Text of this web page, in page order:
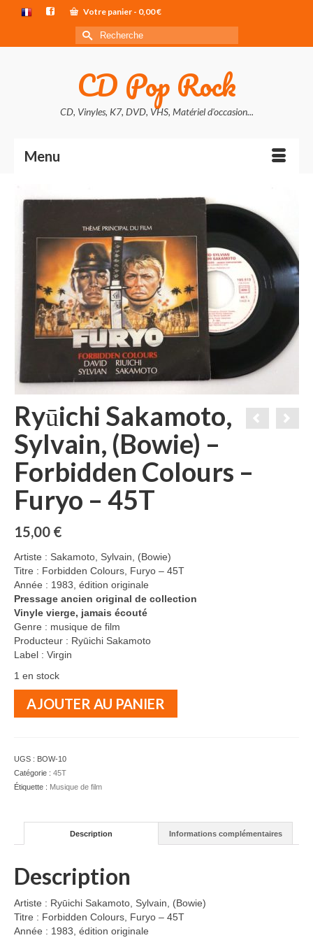
Votre panier - 0,00€
Rechercher :
CD Pop Rock
CD, Vinyles, K7, DVD, VHS, Matériel d'occasion...
Menu
Ryūichi Sakamoto,
Sylvain, (Bowie) –
Forbidden Colours –
Furyo – 45T
15,00 €
Artiste : Sakamoto, Sylvain, (Bowie)
Titre : Forbidden Colours, Furyo – 45T
Année : 1983, édition originale
Pressage ancien original de collection
Vinyle vierge, jamais écouté
Genre : musique de film
Producteur : Ryūichi Sakamoto
Label : Virgin
1 en stock
-
Forbidden
AJOUTER AU PANIER
UGS : BOW-10
Catégorie : 45T
Étiquette : Musique de film
Description Informations complémentaires
Description
Artiste : Ryūichi Sakamoto, Sylvain, (Bowie)
Titre : Forbidden Colours, Furyo – 45T
Année : 1983, édition originale